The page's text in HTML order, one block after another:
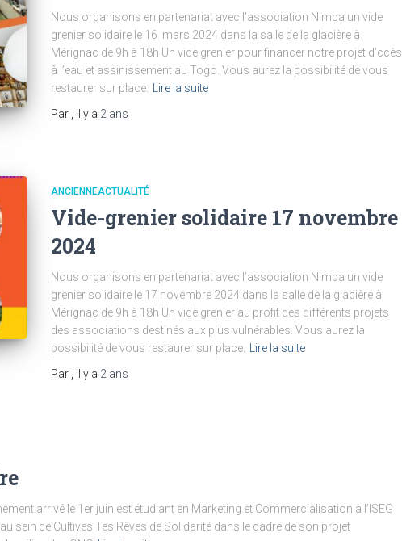
Nous organisons en partenariat avec l’association Nimba un vide
grenier solidaire le 16 mars 2024 dans la salle de la glacière à
Mérignac de 9h à 18h Un vide grenier pour financer notre projet d’ccès
à l’eau et assinissement au Togo. Vous aurez la possibilité de vous
restaurer sur place.
Lire la suite
Par
, il y a 2 ans
ANCIENNEACTUALITÉ
Vide-grenier solidaire 17 novembre
2024
Nous organisons en partenariat avec l’association Nimba un vide
grenier solidaire le 17 novembre 2024 dans la salle de la glacière à
Mérignac de 9h à 18h Un vide grenier au profit des différents projets
des associations destinés aux plus vulnérables. Vous aurez la
possibilité de vous restaurer sur place.
Lire la suite
Par
, il y a 2 ans
arrivé le 1er juin est étudiant en Marketing et Commercialisation à l’ISEG
sein de Cultives Tes Rêves de Solidarité dans le cadre de son projet